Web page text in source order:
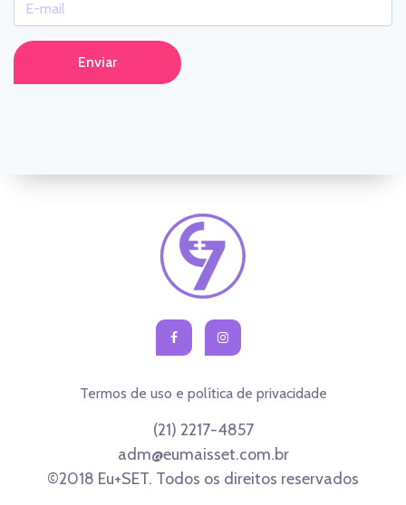
Enviar
Termos de uso e política de privacidade
(21) 2217-4857
adm@eumaisset.com.br
©2018 Eu+SET. Todos os direitos reservados